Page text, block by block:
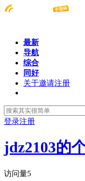
最新
导航
综合
同好
关于邀请注册
登录注册
jdz2103的
访问量5